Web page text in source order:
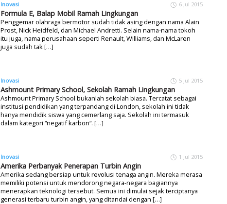
Inovasi 6 Jul 2015
Formula E, Balap Mobil Ramah Lingkungan
Penggemar olahraga bermotor sudah tidak asing dengan nama Alain
Prost, Nick Heidfeld, dan Michael Andretti. Selain nama-nama tokoh
itu juga, nama perusahaan seperti Renault, Williams, dan McLaren
juga sudah tak […]
Inovasi 5 Jul 2015
Ashmount Primary School, Sekolah Ramah Lingkungan
Ashmount Primary School bukanlah sekolah biasa. Tercatat sebagai
institusi pendidikan yang terpandang di London, sekolah ini tidak
hanya mendidik siswa yang cemerlang saja. Sekolah ini termasuk
dalam kategori “negatif karbon“. […]
Inovasi 1 Jul 2015
Amerika Perbanyak Penerapan Turbin Angin
Amerika sedang bersiap untuk revolusi tenaga angin. Mereka merasa
memiliki potensi untuk mendorong negara-negara bagiannya
menerapkan teknologi tersebut. Semua ini dimulai sejak terciptanya
generasi terbaru turbin angin, yang ditandai dengan […]